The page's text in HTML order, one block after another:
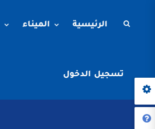
الرئيسية الميناء
تسجيل الدخول